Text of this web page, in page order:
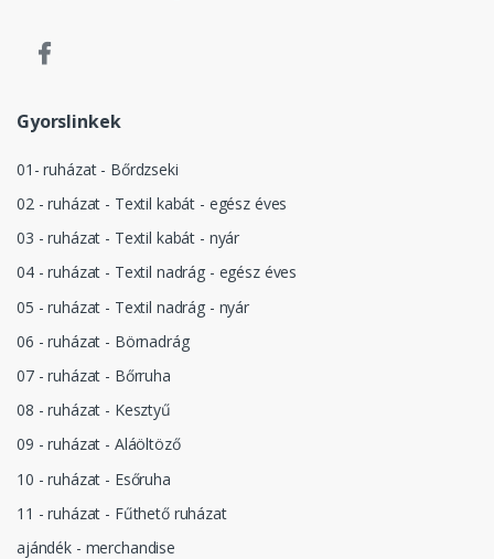
Gyorslinkek
01- ruházat - Bőrdzseki
02 - ruházat - Textil kabát - egész éves
03 - ruházat - Textil kabát - nyár
04 - ruházat - Textil nadrág - egész éves
05 - ruházat - Textil nadrág - nyár
06 - ruházat - Börnadrág
07 - ruházat - Bőrruha
08 - ruházat - Kesztyű
09 - ruházat - Aláöltöző
10 - ruházat - Esőruha
11 - ruházat - Fűthető ruházat
ajándék - merchandise